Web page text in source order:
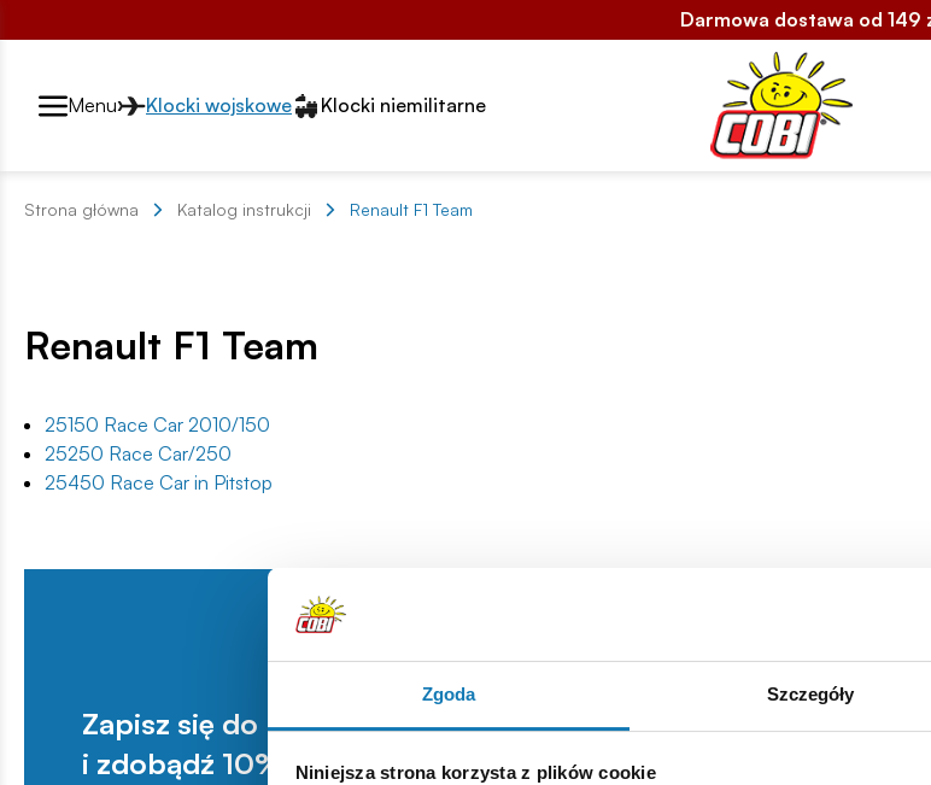
Zgoda Szczegóły
Niniejsza strona korzysta z plików cookie
Darmowa dostawa od 149
Przełącznik segmentów2
Menu Klocki wojskowe Klocki niemilitarne
Strona główna Katalog instrukcji Renault F1 Team
Renault F1 Team
25150 Race Car 2010/150
25250 Race Car/250
25450 Race Car in Pitstop
Zapisz się do newslettera
i zdobądź 10% na pierwsze zakupy!